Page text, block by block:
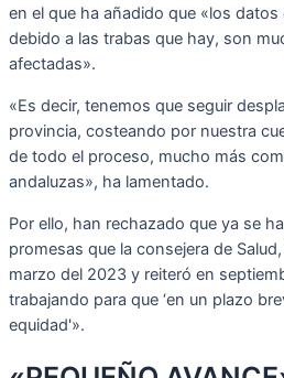
en el que ha añadido que «los
debido a las trabas que hay, son
afectadas».
«Es decir, tenemos que seguir
provincia, costeando por nuestra
de todo el proceso, mucho más
andaluzas», ha lamentado.
Por ello, han rechazado que ya se
promesas que la consejera de
marzo del 2023 y reiteró en
trabajando para que ‘en un plazo
equidad'».